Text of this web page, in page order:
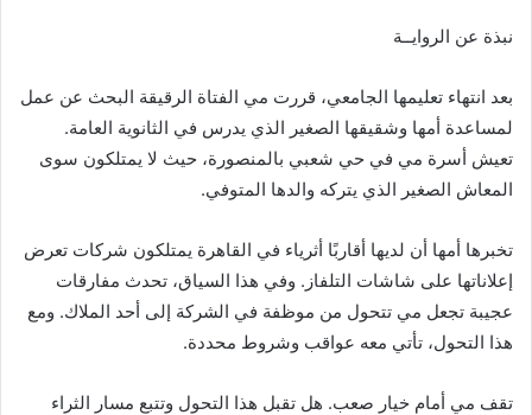
نبذة عن الروايــة
بعد انتهاء تعليمها الجامعي، قررت مي الفتاة الرقيقة البحث عن عمل
لمساعدة أمها وشقيقها الصغير الذي يدرس في الثانوية العامة.
تعيش أسرة مي في حي شعبي بالمنصورة، حيث لا يمتلكون سوى
المعاش الصغير الذي يتركه والدها المتوفي.
تخبرها أمها أن لديها أقاربًا أثرياء في القاهرة يمتلكون شركات تعرض
إعلاناتها على شاشات التلفاز. وفي هذا السياق، تحدث مفارقات
عجيبة تجعل مي تتحول من موظفة في الشركة إلى أحد الملاك. ومع
هذا التحول، تأتي معه عواقب وشروط محددة.
تقف مي أمام خيار صعب. هل تقبل هذا التحول وتتبع مسار الثراء